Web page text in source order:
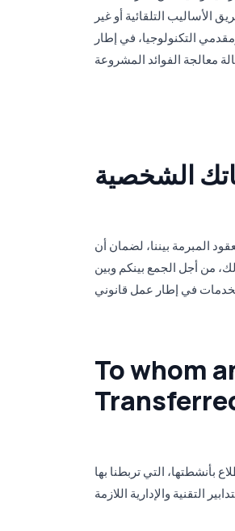
التلقائية أو غير
التكنولوجيا، في إطار
الشخصية
المبرمة بيننا، لضمان أن
من أجل الجمع بينكم وبين
To whom
بأنشطتها، التي تربطنا بها